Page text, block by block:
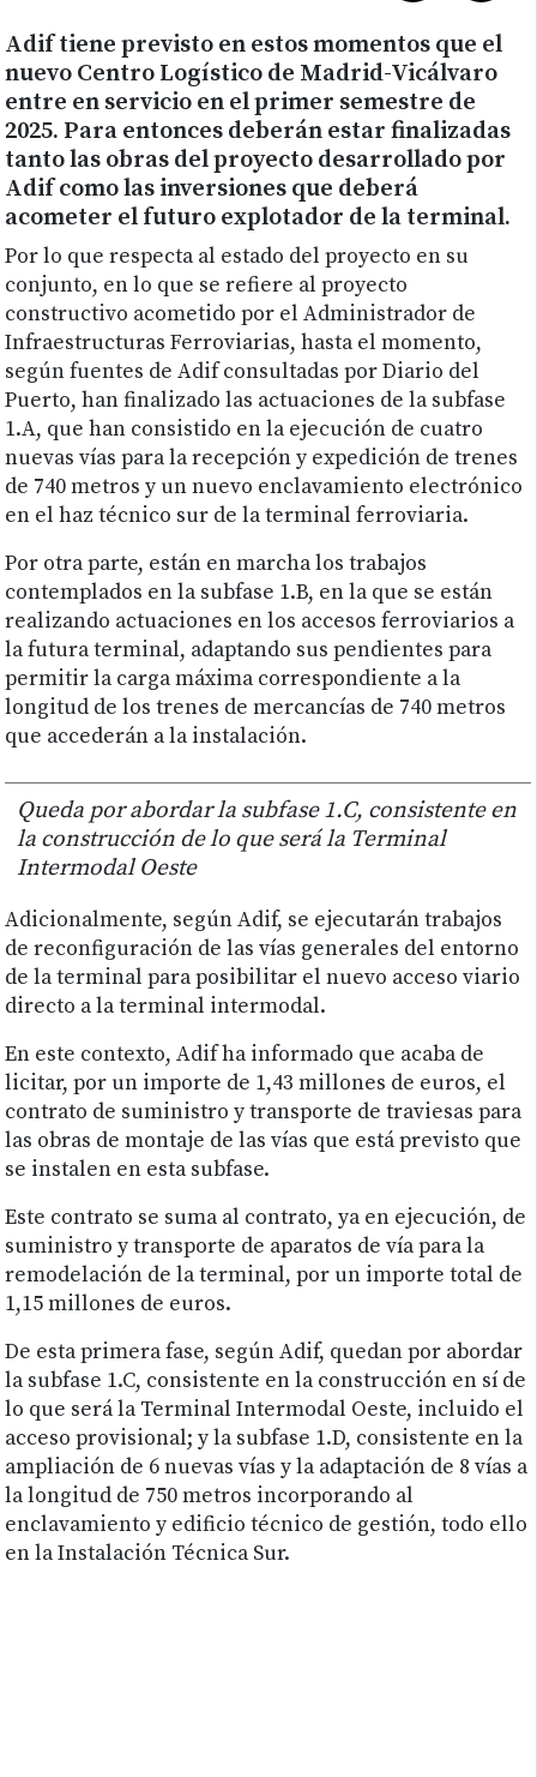
Adif tiene previsto en estos momentos que el
nuevo Centro Logístico de Madrid-Vicálvaro
entre en servicio en el primer semestre de
2025. Para entonces deberán estar finalizadas
tanto las obras del proyecto desarrollado por
Adif como las inversiones que deberá
acometer el futuro explotador de la terminal.
Por lo que respecta al estado del proyecto en su
conjunto, en lo que se refiere al proyecto
constructivo acometido por el Administrador de
Infraestructuras Ferroviarias, hasta el momento,
según fuentes de Adif consultadas por Diario del
Puerto, han finalizado las actuaciones de la subfase
1.A, que han consistido en la ejecución de cuatro
nuevas vías para la recepción y expedición de trenes
de 740 metros y un nuevo enclavamiento electrónico
en el haz técnico sur de la terminal ferroviaria.
Por otra parte, están en marcha los trabajos
contemplados en la subfase 1.B, en la que se están
realizando actuaciones en los accesos ferroviarios a
la futura terminal, adaptando sus pendientes para
permitir la carga máxima correspondiente a la
longitud de los trenes de mercancías de 740 metros
que accederán a la instalación.
Queda por abordar la subfase 1.C, consistente en
la construcción de lo que será la Terminal
Intermodal Oeste
Adicionalmente, según Adif, se ejecutarán trabajos
de reconfiguración de las vías generales del entorno
de la terminal para posibilitar el nuevo acceso viario
directo a la terminal intermodal.
En este contexto, Adif ha informado que acaba de
licitar, por un importe de 1,43 millones de euros, el
contrato de suministro y transporte de traviesas para
las obras de montaje de las vías que está previsto que
se instalen en esta subfase.
Este contrato se suma al contrato, ya en ejecución, de
suministro y transporte de aparatos de vía para la
remodelación de la terminal, por un importe total de
1,15 millones de euros.
De esta primera fase, según Adif, quedan por abordar
la subfase 1.C, consistente en la construcción en sí de
lo que será la Terminal Intermodal Oeste, incluido el
acceso provisional; y la subfase 1.D, consistente en la
ampliación de 6 nuevas vías y la adaptación de 8 vías a
la longitud de 750 metros incorporando al
enclavamiento y edificio técnico de gestión, todo ello
en la Instalación Técnica Sur.